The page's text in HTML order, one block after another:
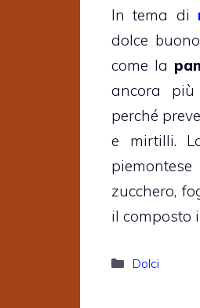
In tema di
dolce
come la
ancora
perché
e mirtilli.
zucchero,
il composto
Categorie
Dolci